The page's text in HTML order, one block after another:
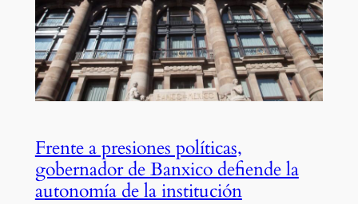
Frente a presiones políticas,
gobernador de Banxico defiende la
autonomía de la institución